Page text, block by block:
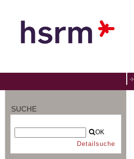
SUCHE
OK
Detailsuche